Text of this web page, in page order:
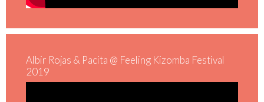
Albir Rojas & Pacita @ Feeling Kizomba Festival
2019